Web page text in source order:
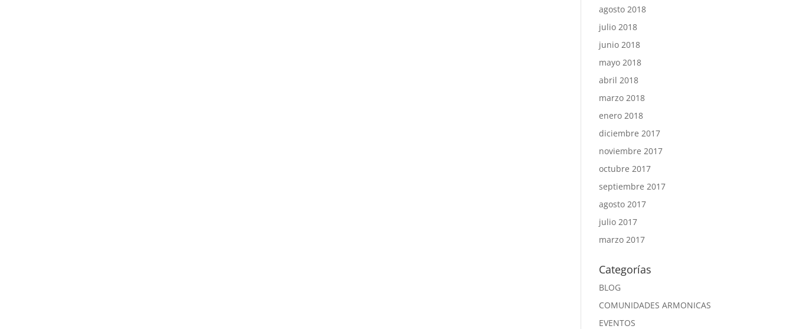
agosto 2018
julio 2018
junio 2018
mayo 2018
abril 2018
marzo 2018
enero 2018
diciembre 2017
noviembre 2017
octubre 2017
septiembre 2017
agosto 2017
julio 2017
marzo 2017
Categorías
BLOG
COMUNIDADES ARMONICAS
EVENTOS